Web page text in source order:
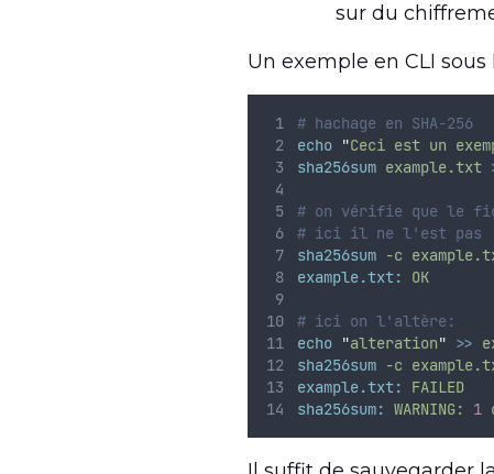
sur du
Un exemple en CLI sous
# hachage en SHA-256
echo "Ceci est un
sha256sum example.txt
# on vérifie que le
# ici il ne l'est pas
sha256sum -c
example.txt:
OK
# ici on l'altère:
echo "alteration" >>
sha256sum -c
example.txt:
FAILED
sha256sum: WARNING: 1